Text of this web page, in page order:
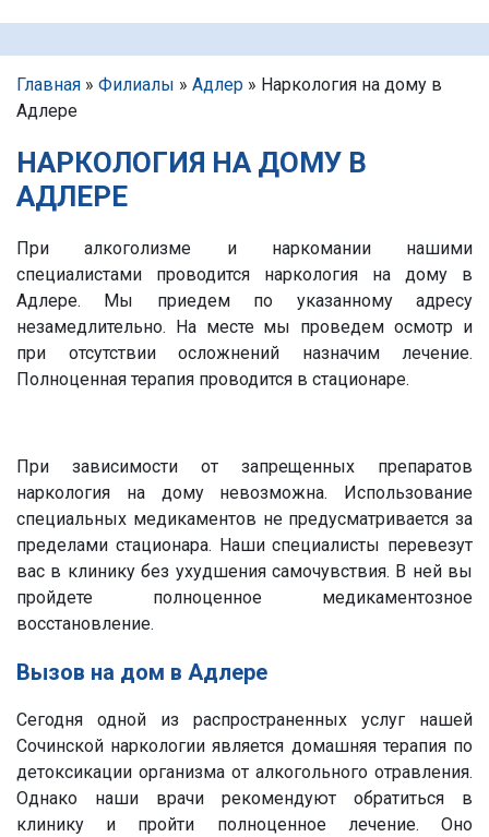
Главная » Филиалы » Адлер » Наркология на дому в
Адлере
НАРКОЛОГИЯ НА ДОМУ В
АДЛЕРЕ
При алкоголизме и наркомании нашими
специалистами проводится наркология на дому в
Адлере. Мы приедем по указанному адресу
незамедлительно. На месте мы проведем осмотр и
при отсутствии осложнений назначим лечение.
Полноценная терапия проводится в стационаре.
При зависимости от запрещенных препаратов
наркология на дому невозможна. Использование
специальных медикаментов не предусматривается за
пределами стационара. Наши специалисты перевезут
вас в клинику без ухудшения самочувствия. В ней вы
пройдете полноценное медикаментозное
восстановление.
Вызов на дом в Адлере
Сегодня одной из распространенных услуг нашей
Сочинской наркологии является домашняя терапия по
детоксикации организма от алкогольного отравления.
Однако наши врачи рекомендуют обратиться в
клинику и пройти полноценное лечение. Оно